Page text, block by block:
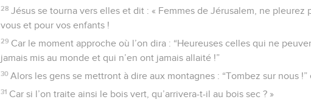
28 Jésus se tourna vers elles et dit : « Femmes de Jérusalem, ne pleurez
vous et pour vos enfants !
29 Car le moment approche où l’on dira : “Heureuses celles qui ne
jamais mis au monde et qui n’en ont jamais allaité !”
30 Alors les gens se mettront à dire aux montagnes : “Tombez sur nous
31 Car si l’on traite ainsi le bois vert, qu’arrivera-t-il au bois sec ? »